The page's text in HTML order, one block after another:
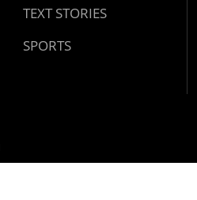
TEXT STORIES
SPORTS